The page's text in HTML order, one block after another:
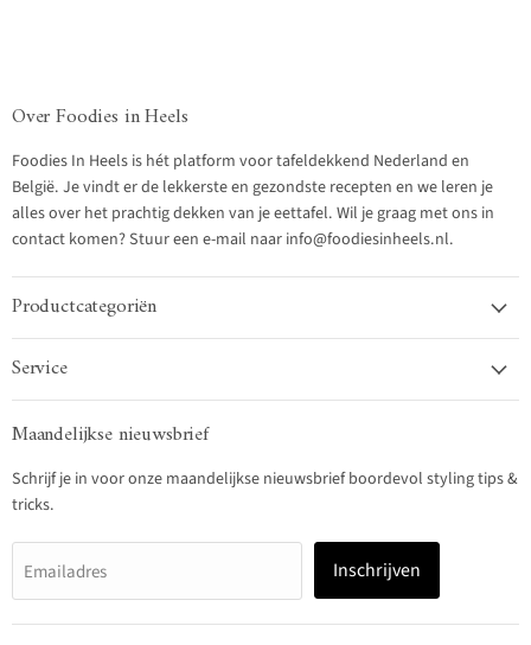
Over Foodies in Heels
Foodies In Heels is hét platform voor tafeldekkend Nederland en
België. Je vindt er de lekkerste en gezondste recepten en we leren je
alles over het prachtig dekken van je eettafel. Wil je graag met ons in
contact komen? Stuur een e-mail naar info@foodiesinheels.nl.
Productcategoriën
Service
Maandelijkse nieuwsbrief
Schrijf je in voor onze maandelijkse nieuwsbrief boordevol styling tips &
tricks.
Emailadres Inschrijven